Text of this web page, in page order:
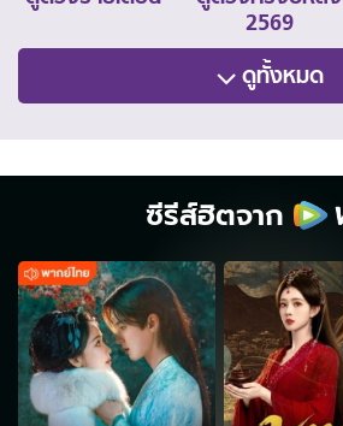
2569
ดูทั้งหมด
ซีรีส์ฮิตจาก